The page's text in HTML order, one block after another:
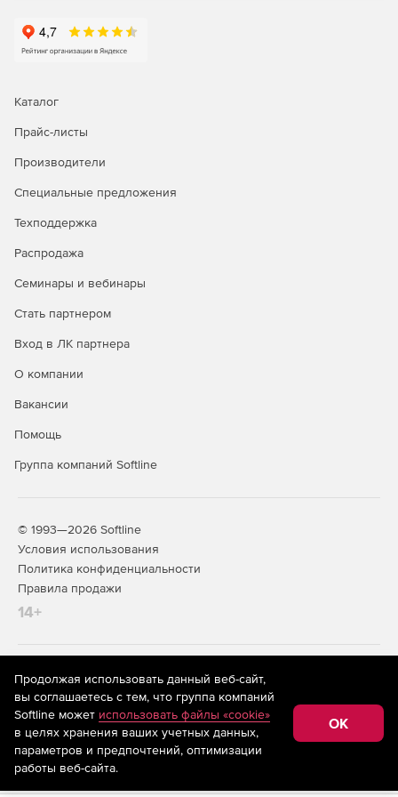
Делегирование службы поддержки на основе ролей
Надо выбрать любую комбинацию задач управления,
и назначить их сотрудникам службы поддержки, HR и
администраторами.
Резервное копирование и аварийное восстановление
восстановление объектов AD, почтовых ящиков
Online, папок OneDrive для бизнеса и т. д.
Восстановление на уровне элементов или атрибутов и
инкрементным резервным копиям.
Каталог
Прайс-листы
Производители
Специальные предложения
Техподдержка
Распродажа
Семинары и вебинары
Стать партнером
Вход в ЛК партнера
О компании
Вакансии
Помощь
Группа компаний Softline
© 1993—2026 Softline
Условия использования
Политика конфиденциальности
Правила продажи
14+
На информационном ресурсе store.softline.ru применяются
рекомендательные технологии
(информационные технологии
предоставления информации на основе сбора,
систематизации и анализа сведений, относящихся к
предпочтениям пользователей сети «Интернет»,
находящихся на территории Российской Федерации)
Продолжая использовать данный веб-сайт,
вы соглашаетесь с тем, что группа компаний
Softline может использовать файлы «cookie»
в целях хранения ваших учетных данных,
параметров и предпочтений, оптимизации
работы веб-сайта.
OK